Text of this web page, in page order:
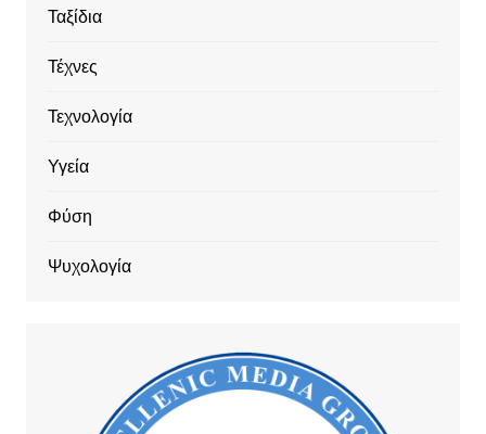
Ταξίδια
Τέχνες
Τεχνολογία
Υγεία
Φύση
Ψυχολογία